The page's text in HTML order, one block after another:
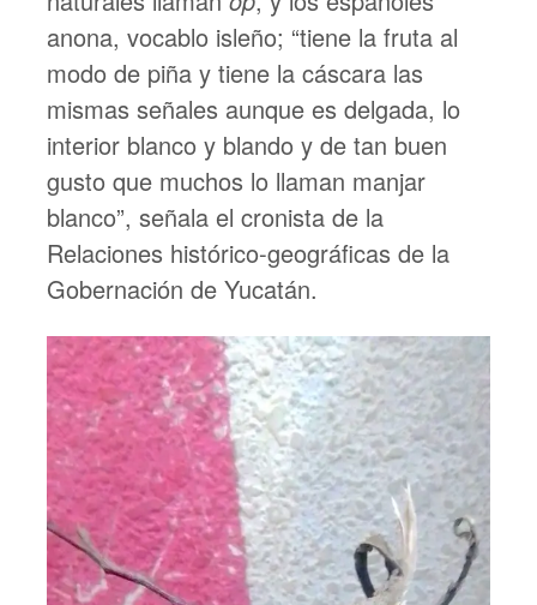
anona, vocablo isleño; “tiene la fruta al
modo de piña y tiene la cáscara las
mismas señales aunque es delgada, lo
interior blanco y blando y de tan buen
gusto que muchos lo llaman manjar
blanco”, señala el cronista de la
Relaciones histórico-geográficas de la
Gobernación de Yucatán.